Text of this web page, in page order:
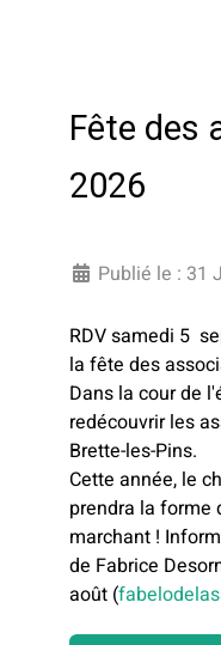
Fête des
2026
Publié le : 31
RDV samedi 5
la fête des
Dans la cour de
redécouvrir les
Brette-les-Pins.
Cette année, le
prendra la forme
marchant !
de Fabrice
août (